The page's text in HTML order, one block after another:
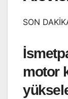
SON
motor